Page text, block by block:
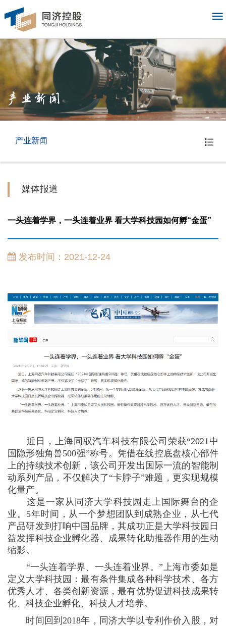
产业新闻
产业新闻
媒体报道
一头连着学界，一头连着业界 看大学科技园如何孵“金蛋”
发布时间：2021-12-24
近日，上海同驭汽车科技有限公司荣获“2021 中
国隐形独角兽500强”称号。凭借在线控底盘核心部件
上的持续技术创新，该公司开发出国际一流的智能制
动系列产品，不仅解决了“卡脖子”难题，更实现规模
化量产。
这是一家从同济大学科技园走上国际舞台的企
业。 5年时间，从一个梦想团队到成熟企业，从七代
产品研发到打响中国品牌，其成功正是大学科技园日
益发挥科技企业孵化器、成果转化助推器作用的生动
缩影。
“一头连着学界、一头连着业界。”上海市委如是
定义大学科技园：最有条件集成各种科学技术、各方
优秀人才、各类创新资源，最有优势促进科技成果转
化、科技企业孵化、科技人才培养。
时间回到 2018年，同济大学以专利作价入股，对